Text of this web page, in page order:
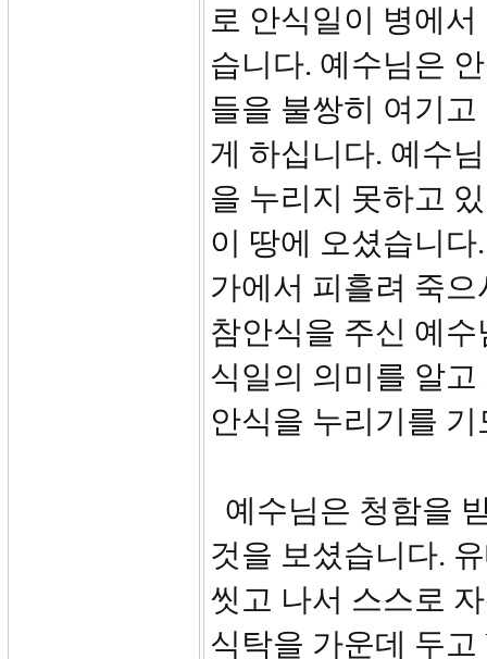
로 안식일이 병에
습니다. 예수님은
들을 불쌍히 여기
게 하십니다. 예수
을 누리지 못하고
이 땅에 오셨습니
가에서 피흘려 죽
참안식을 주신 예
식일의 의미를 알
안식을 누리기를
예수님은 청함을
것을 보셨습니다.
씻고 나서 스스로
식탁을 가운데 두